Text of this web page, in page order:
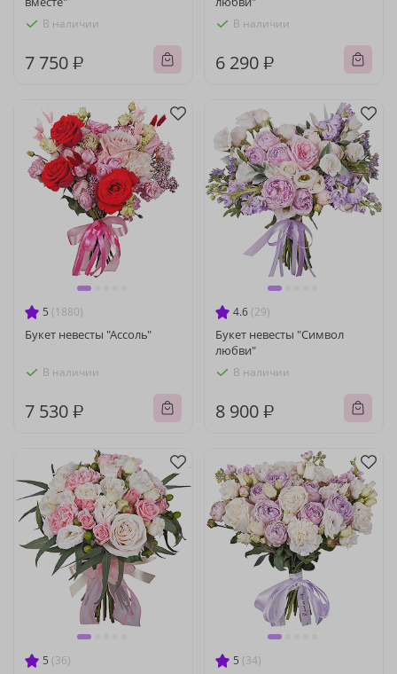
В наличии
7 750 ₽
В наличии
6 290 ₽
5 (1880)
Букет невесты "Ассоль"
В наличии
7 530 ₽
4.6 (29)
Букет невесты "Символ
любви"
В наличии
8 900 ₽
5 (36) 5 (34)